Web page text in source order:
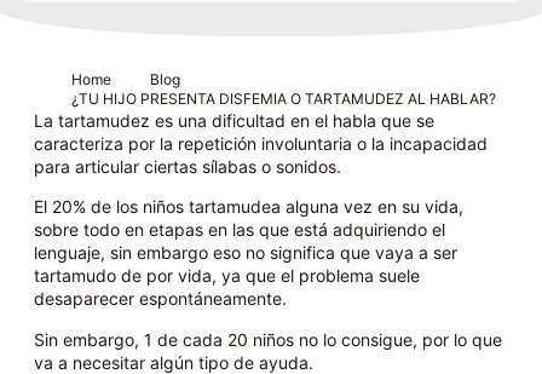
Home
Blog
¿TU HIJO PRESENTA DISFEMIA O TARTAMUDEZ AL HABLAR?
La tartamudez es una dificultad en el habla que se
caracteriza por la repetición involuntaria o la incapacidad
para articular ciertas sílabas o sonidos.
El 20% de los niños tartamudea alguna vez en su vida,
sobre todo en etapas en las que está adquiriendo el
lenguaje, sin embargo eso no significa que vaya a ser
tartamudo de por vida, ya que el problema suele
desaparecer espontáneamente.
Sin embargo, 1 de cada 20 niños no lo consigue, por lo que
va a necesitar algún tipo de ayuda.